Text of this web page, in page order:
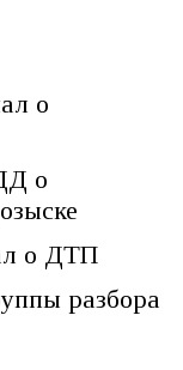
о
о
о ДТП
разбора